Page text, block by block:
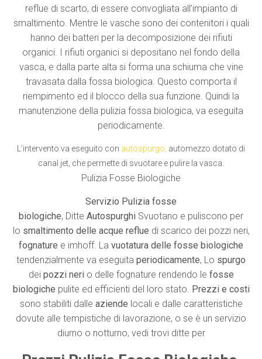
reflue di scarto, di essere convogliata all’impianto di
smaltimento. Mentre le vasche sono dei contenitori i quali
hanno dei batteri per la decomposizione dei rifiuti
organici. I rifiuti organici si depositano nel fondo della
vasca, e dalla parte alta si forma una schiuma che vine
travasata dalla fossa biologica. Questo comporta il
riempimento ed il blocco della sua funzione. Quindi la
manutenzione della pulizia fossa biologica, va eseguita
periodicamente.
L’intervento va eseguito con autospurgo automezzo dotato di
canal jet, che permette di svuotare e pulire la vasca.
Pulizia Fosse Biologiche
Servizio Pulizia fosse
biologiche, Ditte Autospurghi Svuotano e puliscono per
lo smaltimento delle acque reflue di scarico dei pozzi neri,
fognature e imhoff. La vuotatura delle fosse biologiche
tendenzialmente va eseguita periodicamente, Lo spurgo
dei pozzi nerio delle fognature rendendo le fosse
biologiche pulite ed efficienti del loro stato. Prezzi e costi
sono stabiliti dalle aziende locali e dalle caratteristiche
dovute alle tempistiche di lavorazione, o se è un servizio
diurno o notturno, vedi trovi ditte per